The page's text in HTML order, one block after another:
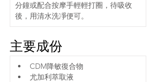
分鐘或配合按摩手輕輕打圈，待吸收
後，用清水洗凈便可。
主要成份
CDM降敏復合物
尤加利萃取液